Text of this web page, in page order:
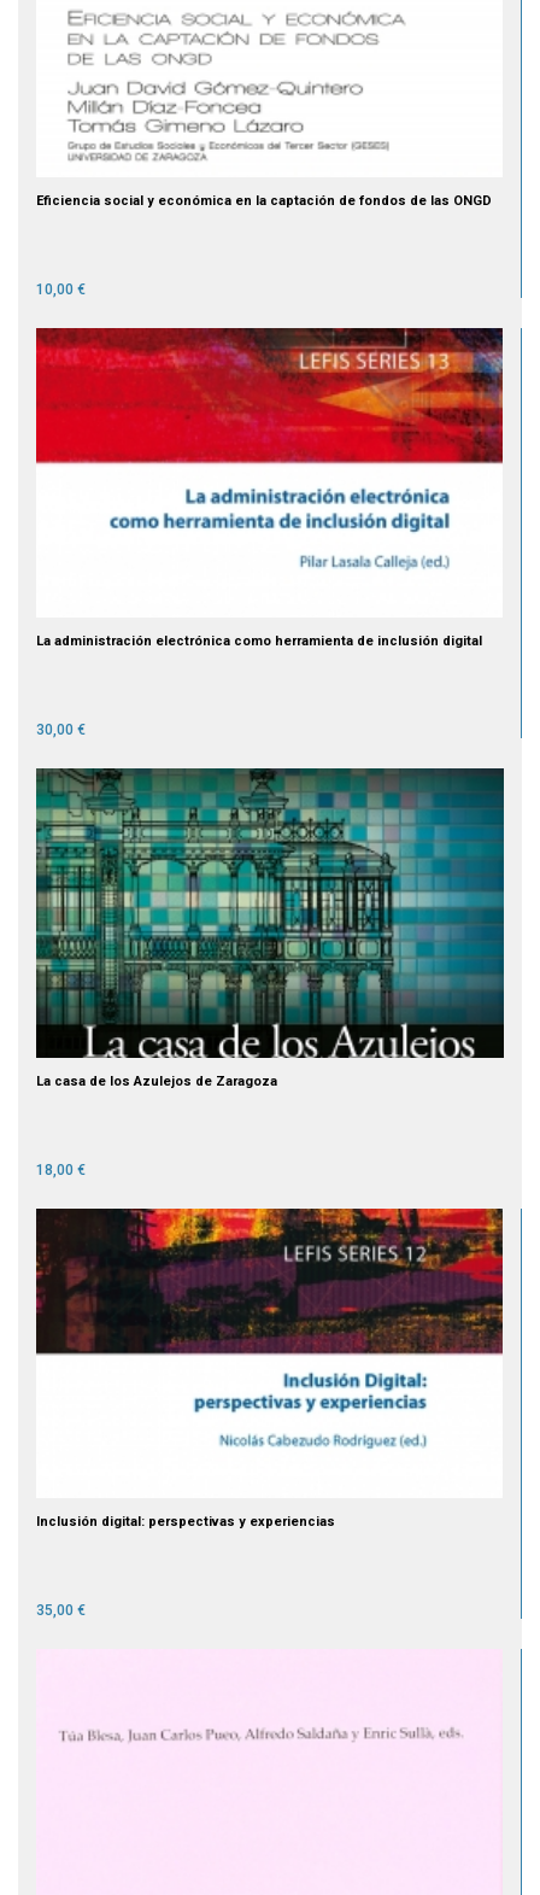
Eficiencia social y económica en la captación de fondos de las ONGD
10,00 €
La administración electrónica como herramienta de inclusión digital
30,00 €
La casa de los Azulejos de Zaragoza
18,00 €
Inclusión digital: perspectivas y experiencias
35,00 €